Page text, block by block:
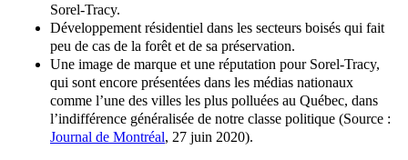
Sorel-Tracy.
Développement résidentiel dans les secteurs boisés qui fait
peu de cas de la forêt et de sa préservation.
Une image de marque et une réputation pour Sorel-Tracy,
qui sont encore présentées dans les médias nationaux
comme l’une des villes les plus polluées au Québec, dans
l’indifférence généralisée de notre classe politique (Source :
Journal de Montréal, 27 juin 2020).